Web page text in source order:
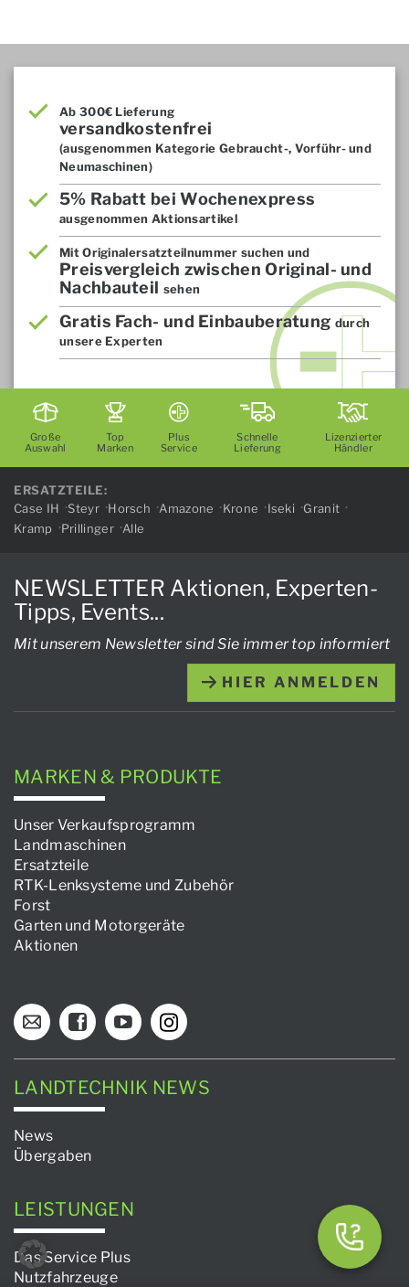
Ab 300€ Lieferung
versandkostenfrei
(ausgenommen Kategorie Gebraucht-, Vorführ- und
Neumaschinen)
5% Rabatt bei Wochenexpress
ausgenommen Aktionsartikel
Mit Originalersatzteilnummer suchen und
Preisvergleich zwischen Original- und
Nachbauteil sehen
Gratis Fach- und Einbauberatung durch
unsere Experten
Große
Auswahl
Top
Marken
Plus
Service
Schnelle
Lieferung
Lizenzierter
Händler
ERSATZTEILE:
Case IH
Steyr Horsch Amazone Krone Iseki
Granit
Kramp
Prillinger Alle
NEWSLETTER Aktionen, Experten-
Tipps, Events...
Mit unserem Newsletter sind Sie immer top informiert
HIER ANMELDEN
MARKEN & PRODUKTE
Unser Verkaufsprogramm
Landmaschinen
Ersatzteile
RTK-Lenksysteme und Zubehör
Forst
Garten und Motorgeräte
Aktionen
LANDTECHNIK NEWS
News
Übergaben
LEISTUNGEN
Das Service Plus
Nutzfahrzeuge